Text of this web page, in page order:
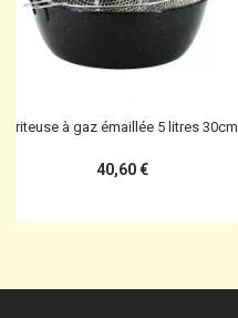
Friteuse à gaz émaillée 5 litres 30cm
40,60 €